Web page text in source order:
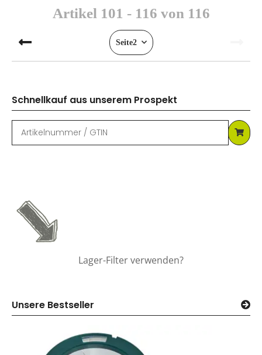
Artikel 101 - 116 von 116
Seite2
Schnellkauf aus unserem Prospekt
Lager-Filter verwenden?
Unsere Bestseller